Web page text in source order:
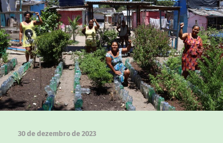
30 de dezembro de 2023